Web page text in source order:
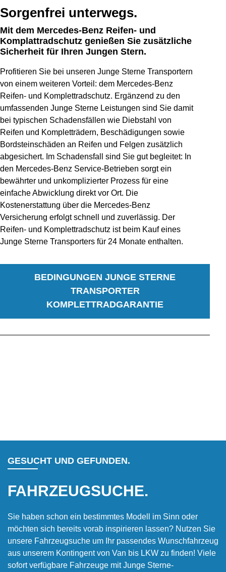
Sorgenfrei unterwegs.
Mit dem Mercedes-Benz Reifen- und
Komplattradschutz genießen Sie zusätzliche
Sicherheit für Ihren Jungen Stern.
Profitieren Sie bei unseren Junge Sterne Transportern
von einem weiteren Vorteil: dem Mercedes‑Benz
Reifen- und Komplettradschutz. Ergänzend zu den
umfassenden Junge Sterne Leistungen sind Sie damit
bei typischen Schadensfällen wie Diebstahl von
Reifen und Kompletträdern, Beschädigungen sowie
Bordsteinschäden an Reifen und Felgen zusätzlich
abgesichert. Im Schadensfall sind Sie gut begleitet: In
den Mercedes‑Benz Service‑Betrieben sorgt ein
bewährter und unkomplizierter Prozess für eine
einfache Abwicklung direkt vor Ort. Die
Kostenerstattung über die Mercedes‑Benz
Versicherung erfolgt schnell und zuverlässig. Der
Reifen- und Komplettradschutz ist beim Kauf eines
Junge Sterne Transporters für 24 Monate enthalten.
BEDINGUNGEN JUNGE STERNE
TRANSPORTER
KOMPLETTRADGARANTIE
GESUCHT UND GEFUNDEN.
FAHRZEUGSUCHE.
Sie haben schon ein bestimmtes Modell im Sinn oder
möchten sich bereits vorab inspirieren lassen? Nutzen Sie
unsere Fahrzeugsuche um Ihr passendes Wunschfahrzeug
aus unserem Kontingent von Van bis LKW zu finden! Viele
sofort verfügbare Fahrzeuge mit Junge Sterne-